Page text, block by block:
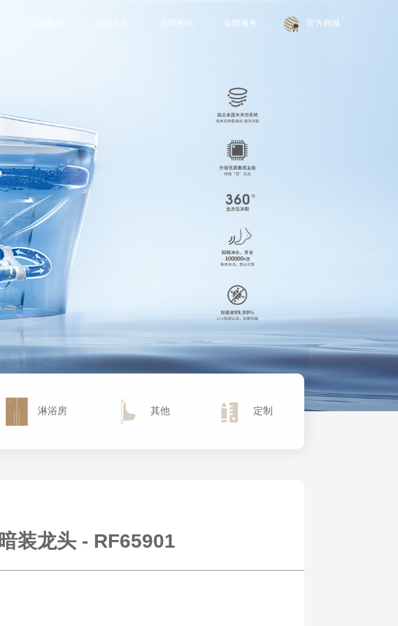
加盟合作 品牌资讯 金牌服务 官方商城
淋浴房 其他 定制
暗装龙头 - RF65901